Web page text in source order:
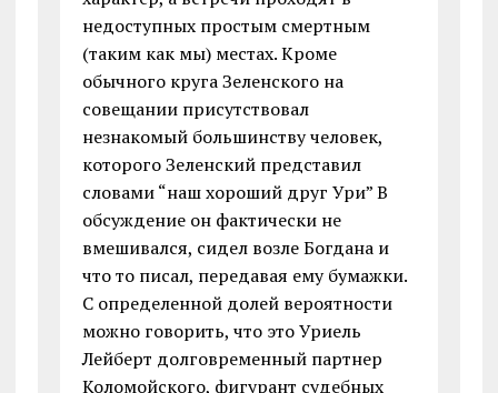
недоступных простым смертным
(таким как мы) местах. Кроме
обычного круга Зеленского на
совещании присутствовал
незнакомый большинству человек,
которого Зеленский представил
словами “наш хороший друг Ури” В
обсуждение он фактически не
вмешивался, сидел возле Богдана и
что то писал, передавая ему бумажки.
С определенной долей вероятности
можно говорить, что это Уриель
Лейберт долговременный партнер
Коломойского, фигурант судебных